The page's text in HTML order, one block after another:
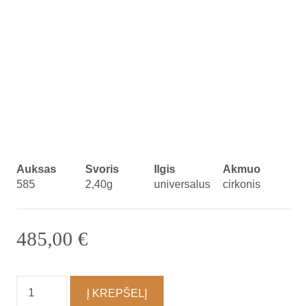
Auksas
585
Svoris
2,40g
Ilgis
universalus
Akmuo
cirkonis
485,00 €
kiekis:
Į KREPŠELĮ